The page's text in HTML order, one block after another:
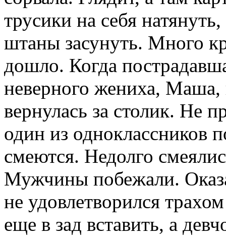
трусики на себя
штаны засунуть. Много
дошло. Когда
неверного жениха, Маша,
вернулась за столик. Не
один из одноклассников
смеются. Недолго
Мужчины побежали.
не удовлетворился
еще в зад вставить, а